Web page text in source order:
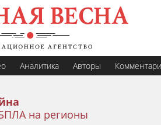
Аналитика Авторы
на регионы